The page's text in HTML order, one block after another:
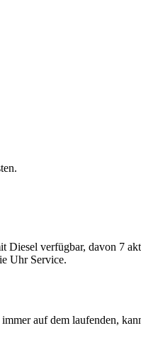
verfügbar, davon 7
Uhr Service.
auf dem laufenden,